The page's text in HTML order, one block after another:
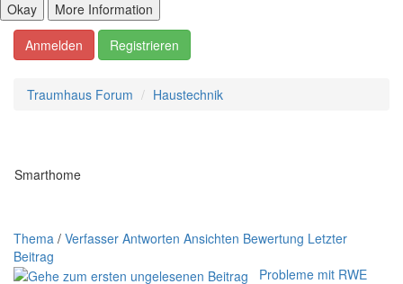
Anmelden Registrieren
Traumhaus Forum Haustechnik
Smarthome
Thema / Verfasser Antworten Ansichten Bewertung Letzter
Beitrag
Probleme mit RWE